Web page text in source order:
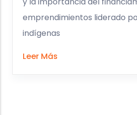
emprendimientos liderado
indígenas
Leer Más